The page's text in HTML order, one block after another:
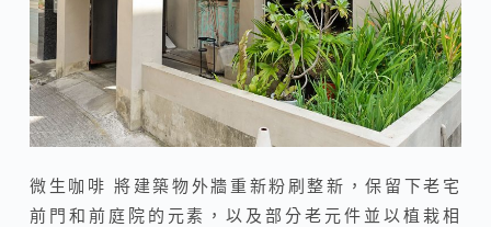
微生咖啡 將建築物外牆重新粉刷整新，保留下老宅
前門和前庭院的元素，以及部分老元件並以植栽相